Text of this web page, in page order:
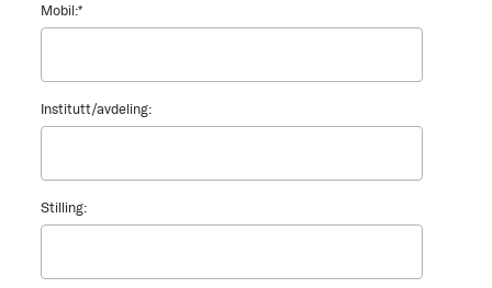
Mobil:*
Institutt/avdeling:
Stilling: